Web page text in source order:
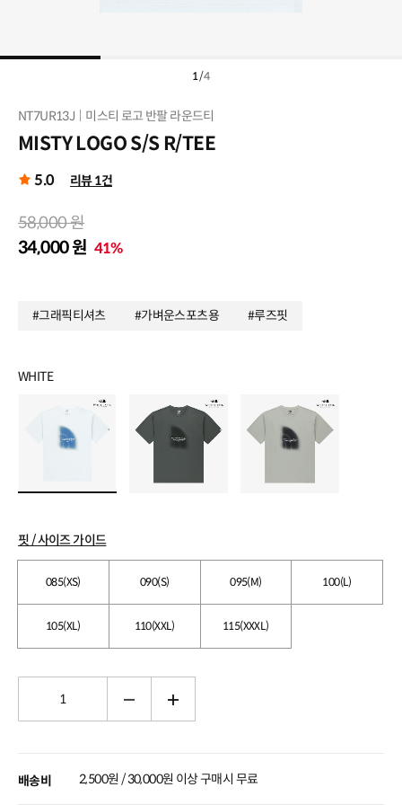
1/4
NT7UR13J 미스티 로고 반팔 라운드티
MISTY LOGO S/S R/TEE
5.0 리뷰 1건
#그래픽티셔츠 #가벼운스포츠용 #루즈핏
58,000 원
34,000 원 41%
WHITE
핏 / 사이즈 가이드
085(XS) 090(S) 095(M) 100(L)
105(XL) 110(XXL) 115(XXXL)
배송비 2,500원 / 30,000원 이상 구매시 무료